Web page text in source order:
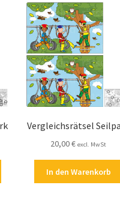
Vergleichsrätsel
20,00€ excl. MwSt
In den Warenkorb